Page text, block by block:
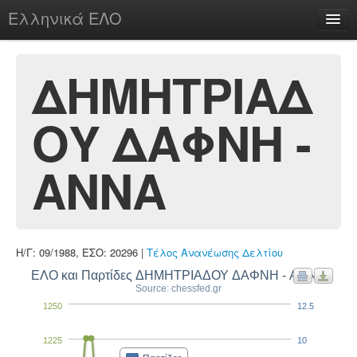
Ελληνικά ΕΛΟ
chesstu.be @ discord
Login
ΔΗΜΗΤΡΙΑΔ
ΟΥ ΔΑΦΝΗ -
ΑΝΝΑ
Η/Γ: 09/1988, ΕΣΟ: 20296 | Τέλος Ανανέωσης Δελτίου
ΕΛΟ και Παρτίδες ΔΗΜΗΤΡΙΑΔΟΥ ΔΑΦΝΗ - ΑΝΝΑ
Source: chessfed.gr
1225
1250
10
12.5